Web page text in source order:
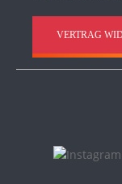
VERTRAG